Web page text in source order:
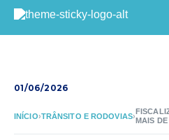
01/06/2026
INÍCIO›TRÂNSITO E RODOVIAS›
MAIS